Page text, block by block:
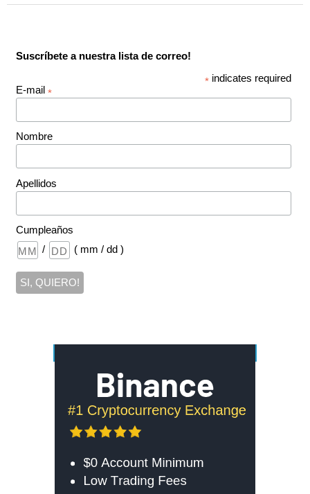
Suscríbete a nuestra lista de correo!
* indicates required
E-mail *
Nombre
Apellidos
Cumpleaños
/
( mm / dd )